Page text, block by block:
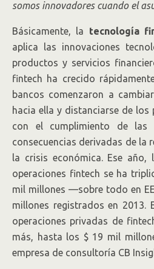
somos innovadores cuando el
Básicamente, la tecnología
aplica las innovaciones
productos y servicios
fintech ha crecido
bancos comenzaron a
hacia ella y distanciarse de los
con el cumplimiento de las
consecuencias derivadas de la
la crisis económica. Ese año,
operaciones fintech se ha
mil millones —sobre todo en
millones registrados en 2013.
operaciones privadas de
más, hasta los $ 19 mil
empresa de consultoría CB